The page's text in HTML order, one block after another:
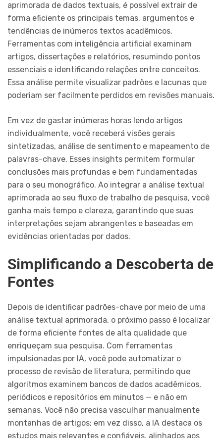
aprimorada de dados textuais, é possível extrair de
forma eficiente os principais temas, argumentos e
tendências de inúmeros textos acadêmicos.
Ferramentas com inteligência artificial examinam
artigos, dissertações e relatórios, resumindo pontos
essenciais e identificando relações entre conceitos.
Essa análise permite visualizar padrões e lacunas que
poderiam ser facilmente perdidos em revisões manuais.
Em vez de gastar inúmeras horas lendo artigos
individualmente, você receberá visões gerais
sintetizadas, análise de sentimento e mapeamento de
palavras-chave. Esses insights permitem formular
conclusões mais profundas e bem fundamentadas
para o seu monográfico. Ao integrar a análise textual
aprimorada ao seu fluxo de trabalho de pesquisa, você
ganha mais tempo e clareza, garantindo que suas
interpretações sejam abrangentes e baseadas em
evidências orientadas por dados.
Simplificando a Descoberta de
Fontes
Depois de identificar padrões-chave por meio de uma
análise textual aprimorada, o próximo passo é localizar
de forma eficiente fontes de alta qualidade que
enriqueçam sua pesquisa. Com ferramentas
impulsionadas por IA, você pode automatizar o
processo de revisão de literatura, permitindo que
algoritmos examinem bancos de dados acadêmicos,
periódicos e repositórios em minutos — e não em
semanas. Você não precisa vasculhar manualmente
montanhas de artigos; em vez disso, a IA destaca os
estudos mais relevantes e confiáveis, alinhados aos